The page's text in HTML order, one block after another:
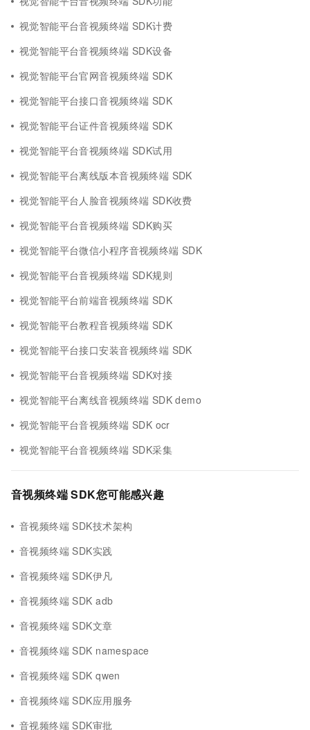
视觉智能平台音视频终端 SDK计费
视觉智能平台音视频终端 SDK设备
视觉智能平台官网音视频终端 SDK
视觉智能平台接口音视频终端 SDK
视觉智能平台证件音视频终端 SDK
视觉智能平台音视频终端 SDK试用
视觉智能平台离线版本音视频终端 SDK
视觉智能平台人脸音视频终端 SDK收费
视觉智能平台音视频终端 SDK购买
视觉智能平台微信小程序音视频终端 SDK
视觉智能平台音视频终端 SDK规则
视觉智能平台前端音视频终端 SDK
视觉智能平台教程音视频终端 SDK
视觉智能平台接口安装音视频终端 SDK
视觉智能平台音视频终端 SDK对接
视觉智能平台离线音视频终端 SDK demo
视觉智能平台音视频终端 SDK ocr
视觉智能平台音视频终端 SDK采集
音视频终端 SDK您可能感兴趣
音视频终端 SDK技术架构
音视频终端 SDK实践
音视频终端 SDK伊凡
音视频终端 SDK adb
音视频终端 SDK文章
音视频终端 SDK namespace
音视频终端 SDK qwen
音视频终端 SDK应用服务
音视频终端 SDK审批